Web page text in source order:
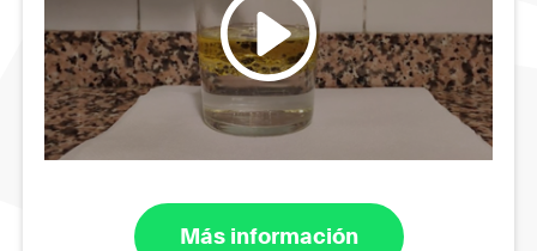
Más información